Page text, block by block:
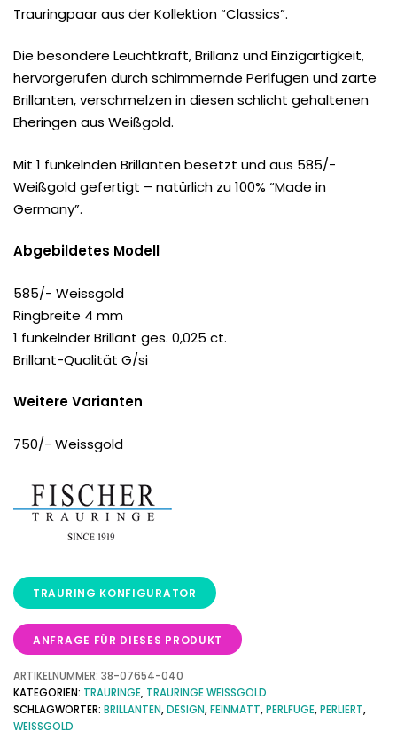
Trauringpaar aus der Kollektion “Classics”.
Die besondere Leuchtkraft, Brillanz und Einzigartigkeit,
hervorgerufen durch schimmernde Perlfugen und zarte
Brillanten, verschmelzen in diesen schlicht gehaltenen
Eheringen aus Weißgold.
Mit 1 funkelnden Brillanten besetzt und aus 585/-
Weißgold gefertigt – natürlich zu 100% “Made in
Germany”.
Abgebildetes Modell
585/- Weissgold
Ringbreite 4 mm
1 funkelnder Brillant ges. 0,025 ct.
Brillant-Qualität G/si
Weitere Varianten
750/- Weissgold
ANFRAGE FÜR DIESES PRODUKT
ARTIKELNUMMER: 38-07654-040
KATEGORIEN: TRAURINGE, TRAURINGE WEISSGOLD
SCHLAGWÖRTER: BRILLANTEN,DESIGN,FEINMATT,PERLFUGE,PERLIERT,
WEISSGOLD